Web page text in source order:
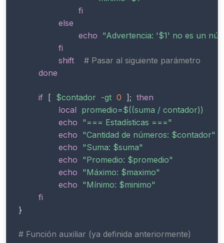
fi
else
echo "Advertencia: '$1' no es un
fi
shift
# Pasar al siguiente parámetro
done
if [ $contador -gt 0 ]; then
local promedio=$((suma / contador))
echo "=== Estadísticas ==="
echo "Cantidad de números: $contador"
echo "Suma: $suma"
echo "Promedio: $promedio"
echo "Máximo: $maximo"
echo "Mínimo: $minimo"
fi
}
# Función auxiliar (ya definida anteriormente)